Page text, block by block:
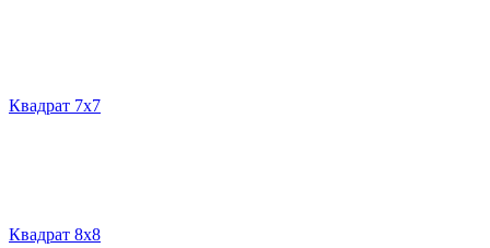
Квадрат 7х7
Квадрат 8х8